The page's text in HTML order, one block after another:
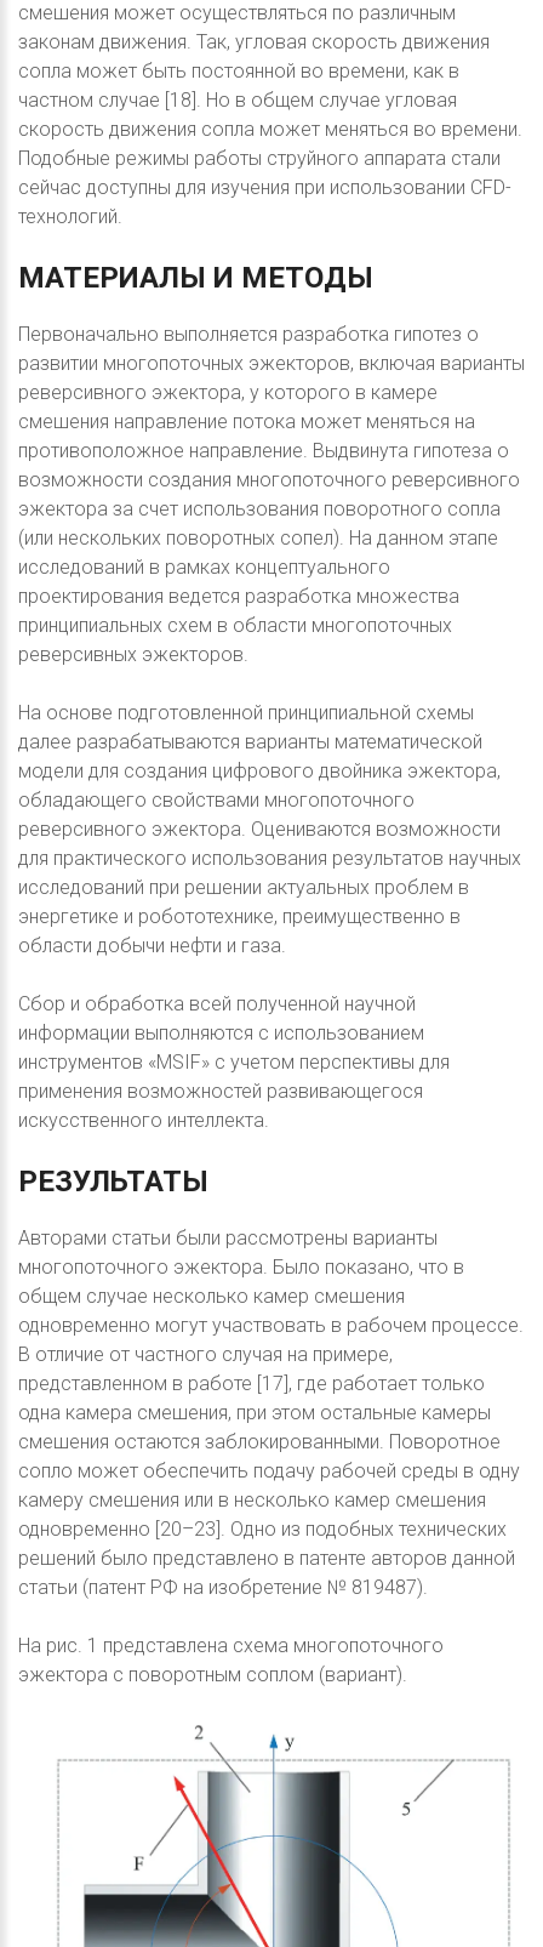
смешения может осуществляться по различным
законам движения. Так, угловая скорость движения
сопла может быть постоянной во времени, как в
частном случае [18]. Но в общем случае угловая
скорость движения сопла может меняться во времени.
Подобные режимы работы струйного аппарата стали
сейчас доступны для изучения при использовании CFD-
технологий.
МАТЕРИАЛЫ И МЕТОДЫ
Первоначально выполняется разработка гипотез о
развитии многопоточных эжекторов, включая варианты
реверсивного эжектора, у которого в камере
смешения направление потока может меняться на
противоположное направление. Выдвинута гипотеза о
возможности создания многопоточного реверсивного
эжектора за счет использования поворотного сопла
(или нескольких поворотных сопел). На данном этапе
исследований в рамках концептуального
проектирования ведется разработка множества
принципиальных схем в области многопоточных
реверсивных эжекторов.
На основе подготовленной принципиальной схемы
далее разрабатываются варианты математической
модели для создания цифрового двойника эжектора,
обладающего свойствами многопоточного
реверсивного эжектора. Оцениваются возможности
для практического использования результатов научных
исследований при решении актуальных проблем в
энергетике и робототехнике, преимущественно в
области добычи нефти и газа.
Сбор и обработка всей полученной научной
информации выполняются с использованием
инструментов «MSIF» с учетом перспективы для
применения возможностей развивающегося
искусственного интеллекта.
РЕЗУЛЬТАТЫ
Авторами статьи были рассмотрены варианты
многопоточного эжектора. Было показано, что в
общем случае несколько камер смешения
одновременно могут участвовать в рабочем процессе.
В отличие от частного случая на примере,
представленном в работе [17], где работает только
одна камера смешения, при этом остальные камеры
смешения остаются заблокированными. Поворотное
сопло может обеспечить подачу рабочей среды в одну
камеру смешения или в несколько камер смешения
одновременно [20–23]. Одно из подобных технических
решений было представлено в патенте авторов данной
статьи (патент РФ на изобретение № 819487).
На рис. 1 представлена схема многопоточного
эжектора с поворотным соплом (вариант).